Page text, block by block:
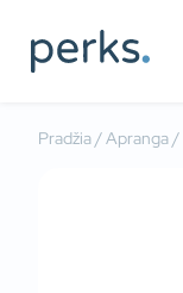
Pradžia/Apranga/